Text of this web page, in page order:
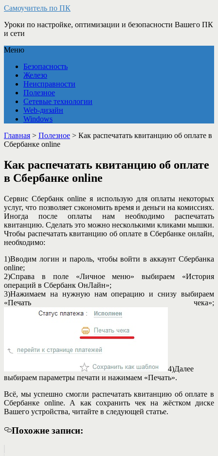
Самоучитель по ПК
Уроки по настройке, оптимизации и безопасности Вашего ПК
и сети
Меню
Безопасность
Железо
Неисправности
Полезное
Сетевые технологии
Web-дизайн
Windows
Главная > Полезное > Как распечатать квитанцию об оплате в
Сбербанке online
Как распечатать квитанцию об оплате
в Сбербанке online
Сервис Сбербанк online я использую для оплаты некоторых
услуг, что позволяет сэкономить время и деньги на комиссиях.
Иногда после оплаты нам необходимо распечатать
квитанцию. Сделать это можно несколькими кликами мышки.
Чтобы распечатать квитанцию об оплате в Сбербанке онлайн,
необходимо:
1)Вводим логин и пароль, чтобы войти в аккаунт Сбербанка
online;
2)Справа в поле «Личное меню» выбираем «История
операций в Сбербанк ОнЛайн»;
3)Нажимаем на нужную нам операцию и снизу выбираем
«Печать чека»;
4)Далее
выбираем параметры печати и нажимаем «Печать».
Всё, мы успешно смогли распечатать квитанцию об оплате в
Сбербанке online. А как сохранить чек на жёстком диске
Вашего устройства, читайте в следующей статье.
Похожие записи: